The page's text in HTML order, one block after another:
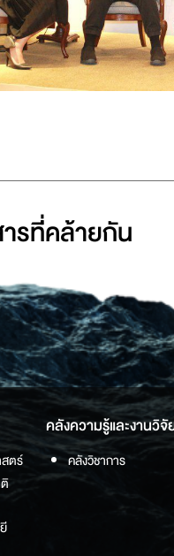
รที่่คล้ายกัน
ตร์
คลังความรู้และงานวิจั
คลังวิชาการ